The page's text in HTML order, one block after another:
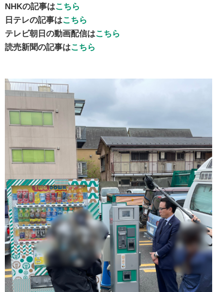
NHKの記事はこちら
日テレの記事はこちら
テレビ朝日の動画配信はこちら
読売新聞の記事はこちら